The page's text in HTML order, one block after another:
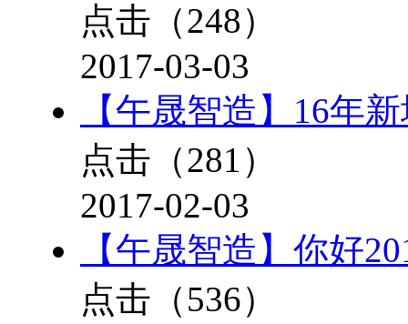
点击（248）
2017-03-03
【午晟智造】16年
点击（281 ）
2017-02-03
【午晟智造】你好
点击（536）